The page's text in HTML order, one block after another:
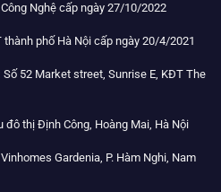
Nghệ cấp ngày 27/10/2022
thành phố Hà Nội cấp ngày 20/4/2021
Số 52 Market street, Sunrise E, KĐT The
đô thị Định Công, Hoàng Mai, Hà Nội
Gardenia, P. Hàm Nghi, Nam